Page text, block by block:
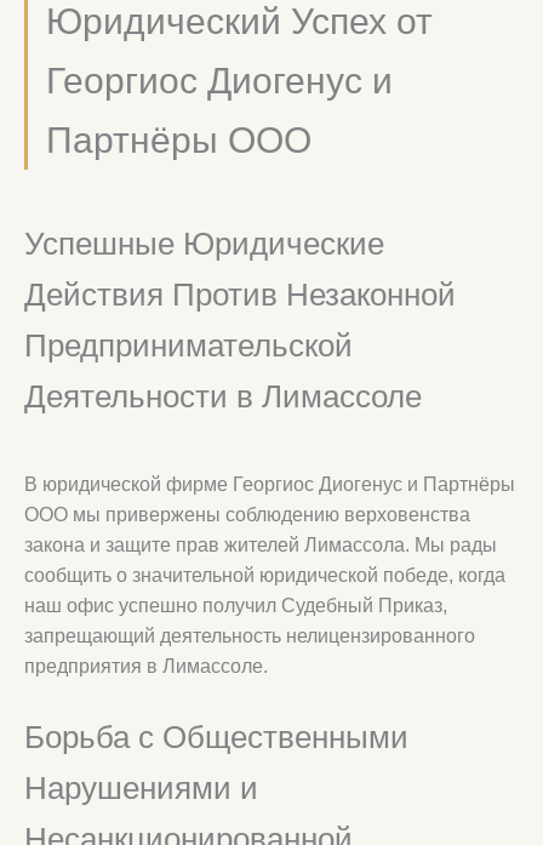
Юридический Успех от
Георгиос Диогенус и
Партнёры ООО
Успешные Юридические
Действия Против Незаконной
Предпринимательской
Деятельности в Лимассоле
В юридической фирме Георгиос Диогенус и Партнёры
ООО мы привержены соблюдению верховенства
закона и защите прав жителей Лимассола. Мы рады
сообщить о значительной юридической победе, когда
наш офис успешно получил Судебный Приказ,
запрещающий деятельность нелицензированного
предприятия в Лимассоле.
Борьба с Общественными
Нарушениями и